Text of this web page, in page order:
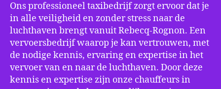
Ons professioneel taxibedrijf zorgt ervoor dat je
in alle veiligheid en zonder stress naar de
luchthaven brengt vanuit Rebecq-Rognon. Een
vervoersbedrijf waarop je kan vertrouwen, met
de nodige kennis, ervaring en expertise in het
vervoer van en naar de luchthaven. Door deze
kennis en expertise zijn onze chauffeurs in